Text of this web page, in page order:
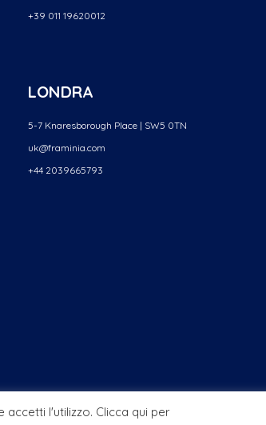
+39 011 19620012
LONDRA
5-7 Knaresborough Place | SW5 0TN
uk@framinia.com
+44 2039665793
accetti l'utilizzo. Clicca qui per